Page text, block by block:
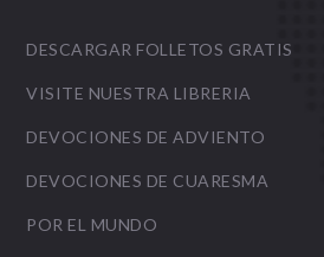
DESCARGAR FOLLETOS GRATIS
VISITE NUESTRA LIBRERIA
DEVOCIONES DE ADVIENTO
DEVOCIONES DE CUARESMA
POR EL MUNDO